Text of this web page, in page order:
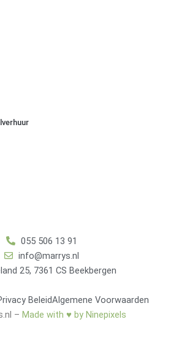
055 506 13 91
info@marrys.nl
25, 7361 CS Beekbergen
BeleidAlgemene Voorwaarden
– Made with ♥ by Ninepixels